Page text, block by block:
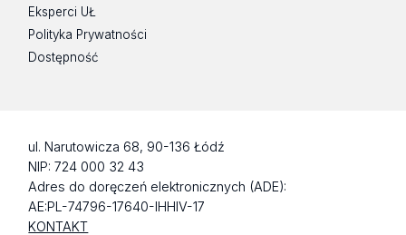
Eksperci UŁ
Polityka Prywatności
Dostępność
ul. Narutowicza 68, 90-136 Łódź
NIP: 724 000 32 43
Adres do doręczeń elektronicznych (ADE):
AE:PL-74796-17640-IHHIV-17
KONTAKT